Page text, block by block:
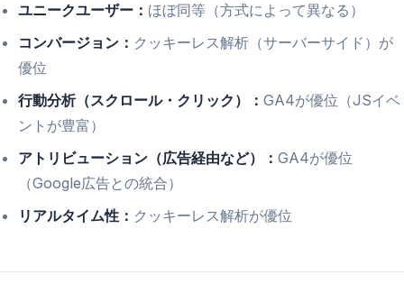
ユニークユーザー： ほぼ同等（方式によって異なる）
コンバージョン： クッキーレス解析（サーバーサイド）が
優位
行動分析（スクロール・クリック）： GA4が優位（JSイベ
ントが豊富）
アトリビューション（広告経由など）： GA4が優位
（Google広告との統合）
リアルタイム性： クッキーレス解析が優位